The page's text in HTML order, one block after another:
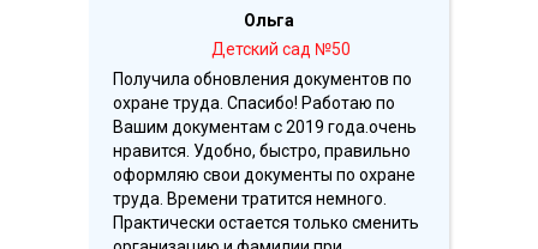
Получила обновления документов по
охране труда. Спасибо! Работаю по
Вашим документам с 2019 года.очень
нравится. Удобно, быстро, правильно
оформляю свои документы по охране
труда. Времени тратится немного.
Практически остается только сменить
Детский сад №50
Ольга